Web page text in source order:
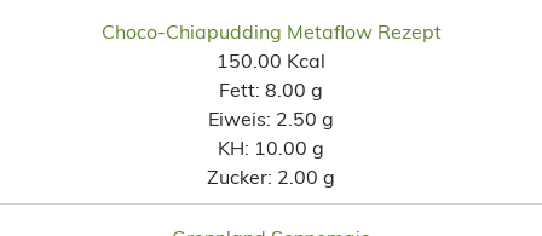
Choco-Chiapudding Metaflow Rezept
150.00 Kcal
Fett: 8.00 g
Eiweis: 2.50 g
KH: 10.00 g
Zucker: 2.00 g